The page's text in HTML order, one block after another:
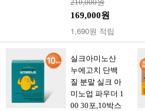
210,000원
169,000원
1,690원 적립
실크아미노산
누에고치 단백
질 분말 실크 아
미노업 파우더 1
00 30포,10박스